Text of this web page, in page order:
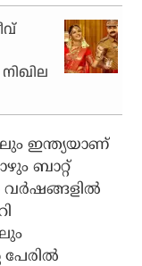
ഇന്ത്യയാണ്
ബാറ്റ്
വര്‍ഷങ്ങളില്‍
പേരില്‍